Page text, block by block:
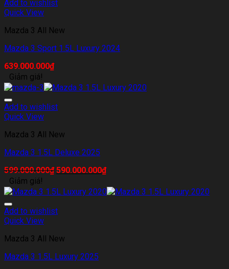
Add to wishlist
Quick View
Mazda 3 All New
Mazda 3 Sport 1.5L Luxury 2024
639.000.000₫
Giảm giá!
Add to wishlist
Quick View
Mazda 3 All New
Mazda 3 1.5L Deluxe 2025
599.000.000₫ 590.000.000₫
Giảm giá!
Add to wishlist
Quick View
Mazda 3 All New
Mazda 3 1.5L Luxury 2025